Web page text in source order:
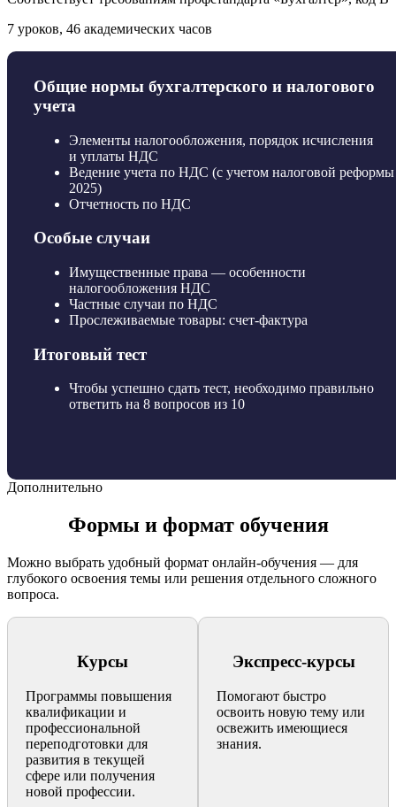
7 уроков, 46 академических часов
Общие нормы бухгалтерского и налогового
учета
Элементы налогообложения, порядок исчисления
и уплаты НДС
Ведение учета по НДС (с учетом налоговой
2025)
Отчетность по НДС
Особые случаи
Имущественные права — особенности
налогообложения НДС
Частные случаи по НДС
Прослеживаемые товары: счет-фактура
Итоговый тест
Чтобы успешно сдать тест, необходимо правильно
ответить на 8 вопросов из 10
Дополнительно
Формы и формат обучения
Можно выбрать удобный формат онлайн-обучения — для
глубокого освоения темы или решения отдельного сложного
вопроса.
Курсы
Программы повышения
квалификации и
профессиональной
переподготовки для
развития в текущей
сфере или получения
новой профессии.
Экспресс-курсы
Помогают быстро
освоить новую тему или
освежить имеющиеся
знания.